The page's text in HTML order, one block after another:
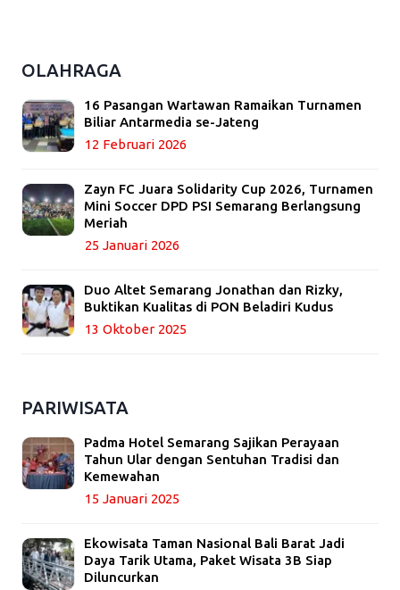
OLAHRAGA
16 Pasangan Wartawan Ramaikan Turnamen
Biliar Antarmedia se-Jateng
12 Februari 2026
Zayn FC Juara Solidarity Cup 2026, Turnamen
Mini Soccer DPD PSI Semarang Berlangsung
Meriah
25 Januari 2026
Duo Altet Semarang Jonathan dan Rizky,
Buktikan Kualitas di PON Beladiri Kudus
13 Oktober 2025
PARIWISATA
Padma Hotel Semarang Sajikan Perayaan
Tahun Ular dengan Sentuhan Tradisi dan
Kemewahan
15 Januari 2025
Ekowisata Taman Nasional Bali Barat Jadi
Daya Tarik Utama, Paket Wisata 3B Siap
Diluncurkan